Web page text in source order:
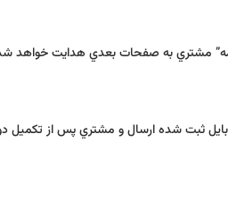
ثبت شده ارسال و مشتري پس از تکمیل